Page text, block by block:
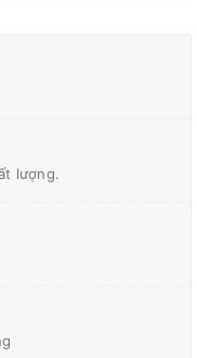
lượng.